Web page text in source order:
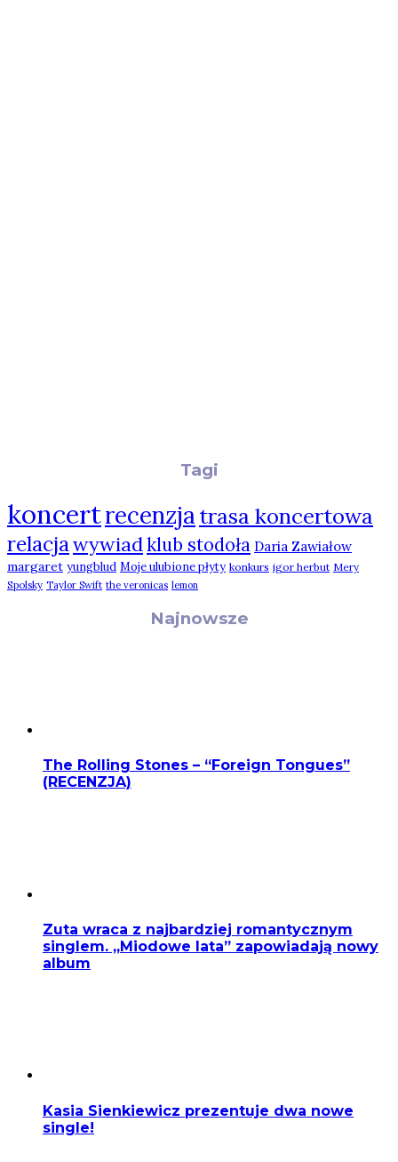
Tagi
koncertrecenzjatrasa koncertowa
relacja wywiadklub stodoła Daria Zawiałow
margaret yungblud Moje ulubione płyty konkurs igor herbut Mery
Spolsky Taylor Swift the veronicas lemon
Najnowsze
The Rolling Stones – “Foreign Tongues”
(RECENZJA)
Zuta wraca z najbardziej romantycznym
singlem. „Miodowe lata” zapowiadają nowy
album
Kasia Sienkiewicz prezentuje dwa nowe
single!